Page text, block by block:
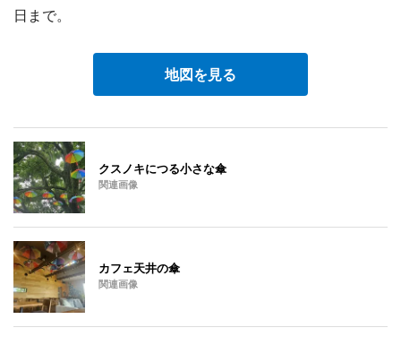
日まで。
地図を見る
クスノキにつる小さな傘
関連画像
カフェ天井の傘
関連画像